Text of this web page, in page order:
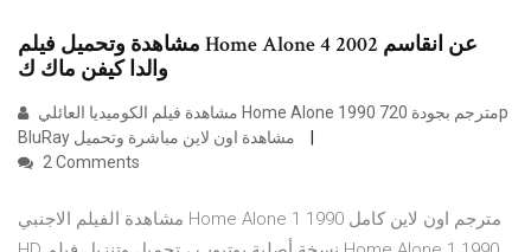
مشاهدة وتحميل فيلم Home Alone 4 2002 عن انقاسم
والدا كيفن ماك ك
2 Comments
مشاهدة الفيلم الاجنبي Home Alone 1 1990 مترجم اون لاين كامل